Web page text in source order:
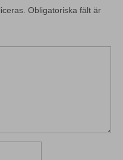
Obligatoriska fält är